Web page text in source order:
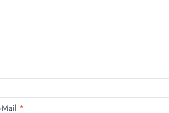
Mail *